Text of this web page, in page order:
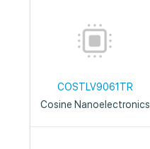
COSTLV9061TR
Cosine Nanoelectronics